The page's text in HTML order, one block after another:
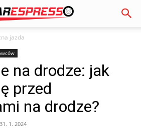
jazda
na drodze: jak
przed
na drodze?
31. 1. 2024